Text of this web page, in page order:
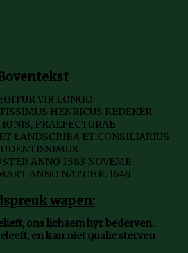
VIR LONGO
HENRICUS REDEKER
PRAEFECTURAE
LANDSCRIBA ET CONSILIARIUS
ANNO 1583 NOVEMB.
ANNO NAT.CHR. 1649
wapen:
ons lichaem hyr bederven.
en kan niet qualic sterven